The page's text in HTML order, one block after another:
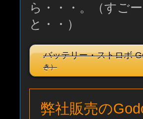
ら・・・。（すご
と・・）
バッテリー・ストロボ
き）
弊社販売の